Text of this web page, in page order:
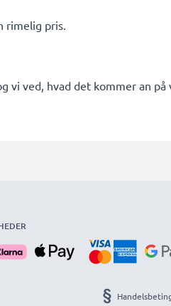
rimelig pris.
vi ved, hvad det kommer an